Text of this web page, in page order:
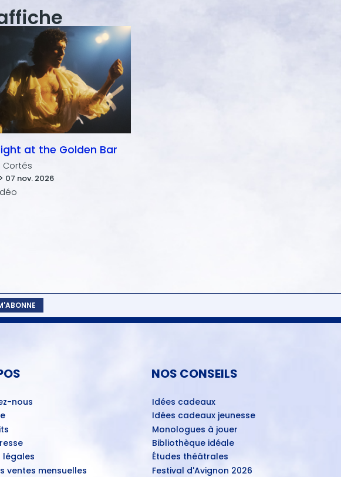
at the Golden Bar
Cortés
07 nov. 2026
nous
légales
ventes mensuelles
NOS CONSEILS
Idées cadeaux
Idées cadeaux jeunesse
Monologues à jouer
Bibliothèque idéale
Études théâtrales
Festival d'Avignon 2026